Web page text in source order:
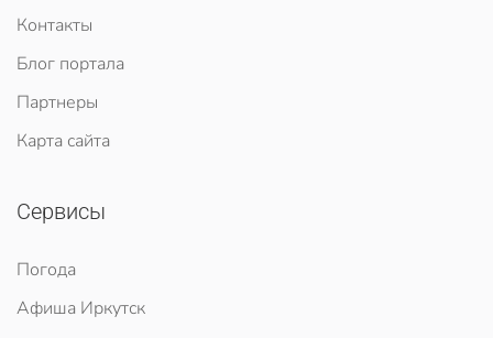
Контакты
Блог портала
Партнеры
Карта сайта
Сервисы
Погода
Афиша Иркутск